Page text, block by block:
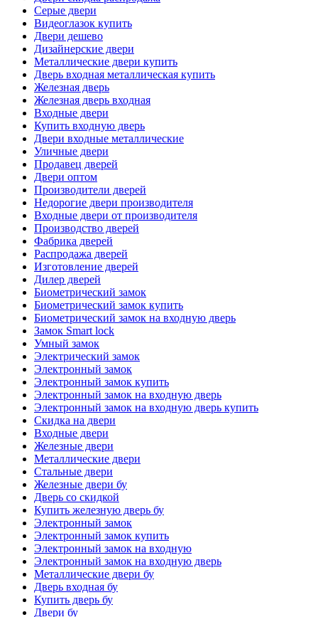
Серые двери
Видеоглазок купить
Двери дешево
Дизайнерские двери
Металлические двери купить
Дверь входная металлическая купить
Железная дверь
Железная дверь входная
Входные двери
Купить входную дверь
Двери входные металлические
Уличные двери
Продавец дверей
Двери оптом
Производители дверей
Недорогие двери производителя
Входные двери от производителя
Производство дверей
Фабрика дверей
Распродажа дверей
Изготовление дверей
Дилер дверей
Биометрический замок
Биометрический замок купить
Биометрический замок на входную дверь
Замок Smart lock
Умный замок
Электрический замок
Электронный замок
Электронный замок купить
Электронный замок на входную дверь
Электронный замок на входную дверь купить
Скидка на двери
Входные двери
Железные двери
Металлические двери
Стальные двери
Железные двери бу
Дверь со скидкой
Купить железную дверь бу
Электронный замок
Электронный замок купить
Электронный замок на входную
Электронный замок на входную дверь
Металлические двери бу
Дверь входная бу
Купить дверь бу
Двери бу